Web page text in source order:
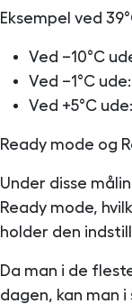
Eksempel ved
Ved −10°C
Ved −1°C
Ved +5°C
Ready mode og
Under disse
Ready mode,
holder den
Da man i de
dagen, kan man